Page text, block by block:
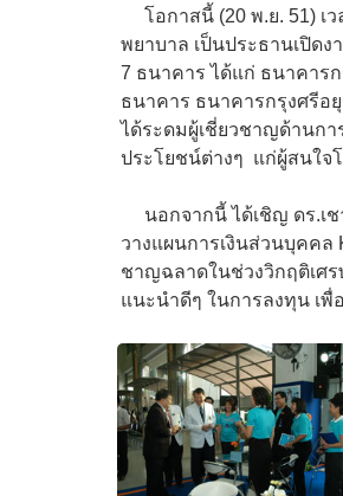
โอกาสนี้ (20 พ.ย. 51) เ
พยาบาล เป็นประธานเปิด
7 ธนาคาร ได้แก่ ธนาคาร
ธนาคาร ธนาคารกรุงศรีอ
ได้ระดมผู้เชี่ยวชาญด้านกา
ประโยชน์ต่างๆ แก่ผู้สนใจ
นอกจากนี้ ได้เชิญ ดร.เช
วางแผนการเงินส่วนบุคคล
ชาญฉลาดในช่วงวิกฤติเศร
แนะนำดีๆ ในการลงทุน เพื่